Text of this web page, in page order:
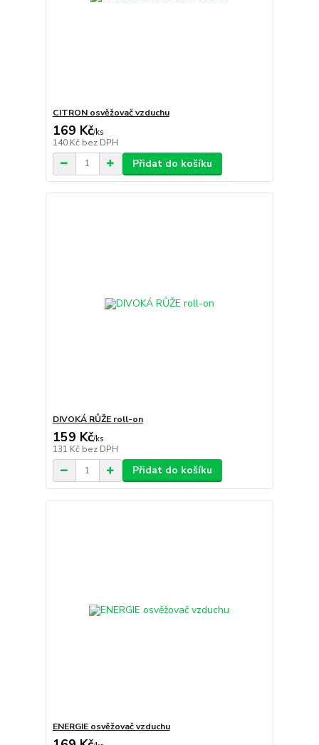
CITRON osvěžovač vzduchu
169 Kč/ks
140 Kč bez DPH
Přidat do košíku
DIVOKÁ RŮŽE roll-on
159 Kč/ks
131 Kč bez DPH
Přidat do košíku
ENERGIE osvěžovač vzduchu